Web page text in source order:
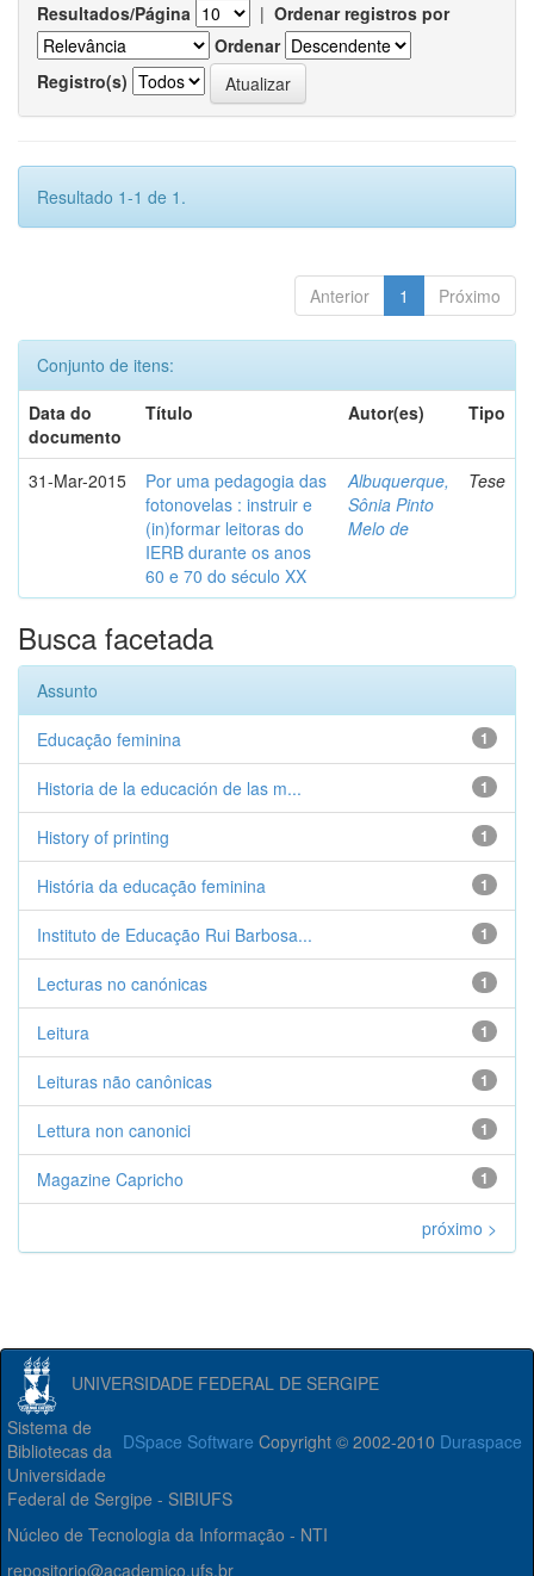
Resultados/Página | Ordenar registros por
Ordenar
Registro(s)
Resultado 1-1 de 1.
Anterior 1 Próximo
Conjunto de itens:
Data do
documento
Título Autor(es) Tipo
31-Mar-2015
Por uma pedagogia das
fotonovelas : instruir e
(in)formar leitoras do
IERB durante os anos
60 e 70 do século XX
Albuquerque,
Sônia Pinto
Melo de
Tese
Busca facetada
Assunto
1
Educação feminina
1
Historia de la educación de las m...
1
History of printing
1
História da educação feminina
1
Instituto de Educação Rui Barbosa...
1
Lecturas no canónicas
1
Leitura
1
Leituras não canônicas
1
Lettura non canonici
1
Magazine Capricho
próximo >
UNIVERSIDADE FEDERAL DE SERGIPE
DSpace Software Copyright © 2002-2010 Duraspace
Sistema de
Bibliotecas da
Universidade
Federal de Sergipe - SIBIUFS
Núcleo de Tecnologia da Informação - NTI
repositorio@academico.ufs.br